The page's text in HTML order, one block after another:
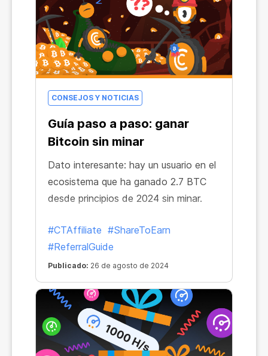
CONSEJOS Y NOTICIAS
Guía paso a paso: ganar
Bitcoin sin minar
Dato interesante: hay un usuario en el
ecosistema que ha ganado 2.7 BTC
desde principios de 2024 sin minar.
#CTAffiliate #ShareToEarn
#ReferralGuide
Publicado: 26 de agosto de 2024